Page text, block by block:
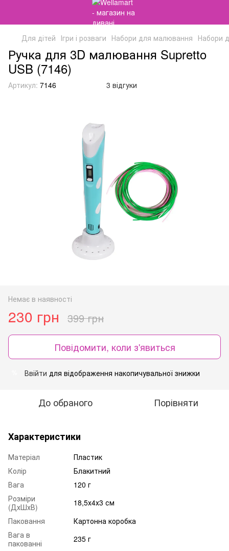
Для дітей Ігри і розваги Набори для малювання Набори
Ручка для 3D малювання Supretto
USB (7146)
Артикул: 7146 3 відгуки
Немає в наявності
230 грн 399 грн
Повідомити, коли з'явиться
Ввійти для відображення накопичувальної знижки
До обраного Порівняти
Характеристики
Матеріал
Пластик
Колір
Блакитний
Вага
120 г
Розміри
(ДхШхВ)
18,5х4х3 см
Паковання
Картонна коробка
Вага в
пакованні
235 г